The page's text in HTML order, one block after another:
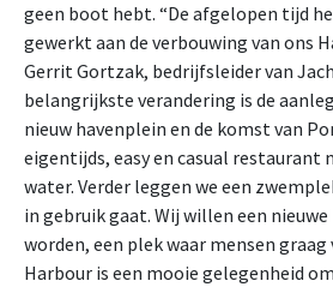
geen boot hebt. “De afgelopen tijd
gewerkt aan de verbouwing van ons
Gerrit Gortzak, bedrijfsleider van
belangrijkste verandering is de
nieuw havenplein en de komst van
eigentijds, easy en casual restaurant
water. Verder leggen we een
in gebruik gaat. Wij willen een
worden, een plek waar mensen
Harbour is een mooie gelegenheid